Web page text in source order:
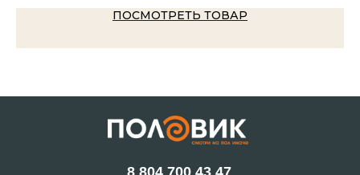
ПОСМОТРЕТЬ ТОВАР
8 804 700 43 47